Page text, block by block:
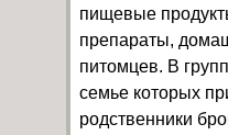
пищевые
препараты,
питомцев. В
семье которых
родственники